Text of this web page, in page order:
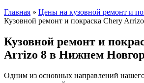
Главная » Цены на кузовной ремонт и
Кузовной ремонт и покраска Chery
Кузовной ремонт и
Arrizo 8 в Нижнем
Одним из основных направлений нашего